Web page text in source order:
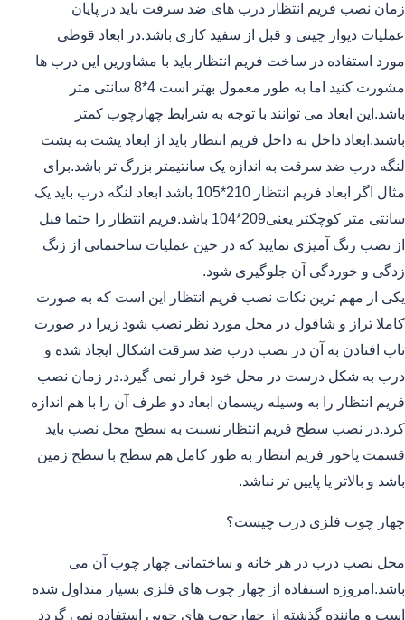
زمان نصب فریم انتظار درب های ضد سرقت باید در پایان
عملیات دیوار چینی و قبل از سفید کاری باشد.در ابعاد قوطی
مورد استفاده در ساخت فریم انتظار باید با مشاورین این درب ها
مشورت کنید اما به طور معمول بهتر است 4*8 سانتی متر
باشد.این ابعاد می توانند با توجه به شرایط چهارچوب کمتر
باشند.ابعاد داخل به داخل فریم انتظار باید از ابعاد پشت به پشت
لنگه درب ضد سرقت به اندازه یک سانتیمتر بزرگ تر باشد.برای
مثال اگر ابعاد فریم انتظار 210*105 باشد ابعاد لنگه درب باید یک
سانتی متر کوچکتر یعنی209*104 باشد.فریم انتظار را حتما قبل
از نصب رنگ آمیزی نمایید که در حین عملیات ساختمانی از زنگ
زدگی و خوردگی آن جلوگیری شود.
یکی از مهم ترین نکات نصب فریم انتظار این است که به صورت
کاملا تراز و شاقول در محل مورد نظر نصب شود زیرا در صورت
تاب افتادن به آن در نصب درب ضد سرقت اشکال ایجاد شده و
درب به شکل درست در محل خود قرار نمی گیرد.در زمان نصب
فریم انتظار را به وسیله ریسمان ابعاد دو طرف آن را با هم اندازه
کرد.در نصب سطح فریم انتظار نسبت به سطح محل نصب باید
قسمت پاخور فریم انتظار به طور کامل هم سطح با سطح زمین
باشد و بالاتر یا پایین تر نباشد.
چهار چوب فلزی درب چیست؟
محل نصب درب در هر خانه و ساختمانی چهار چوب آن می
باشد.امروزه استفاده از چهار چوب های فلزی بسیار متداول شده
است و ماننده گذشته از چهارچوب های چوبی استفاده نمی گردد